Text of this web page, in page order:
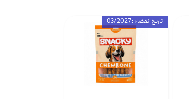
تاریخ انقضاء : 03/2027